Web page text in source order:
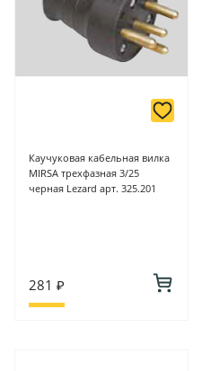
Каучуковая кабельная вилка
MIRSA трехфазная 3/25
черная Lezard арт. 325.201
281 ₽